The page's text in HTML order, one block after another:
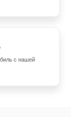
с нашей